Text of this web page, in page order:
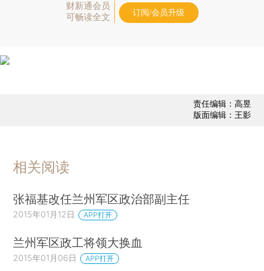
财新通会员
可畅读全文
订阅/会员升级
责任编辑：高昱
版面编辑：王影
相关阅读
张福基改任兰州军区政治部副主任
2015年01月12日 APP打开
兰州军区政工将领大换血
2015年01月06日 APP打开